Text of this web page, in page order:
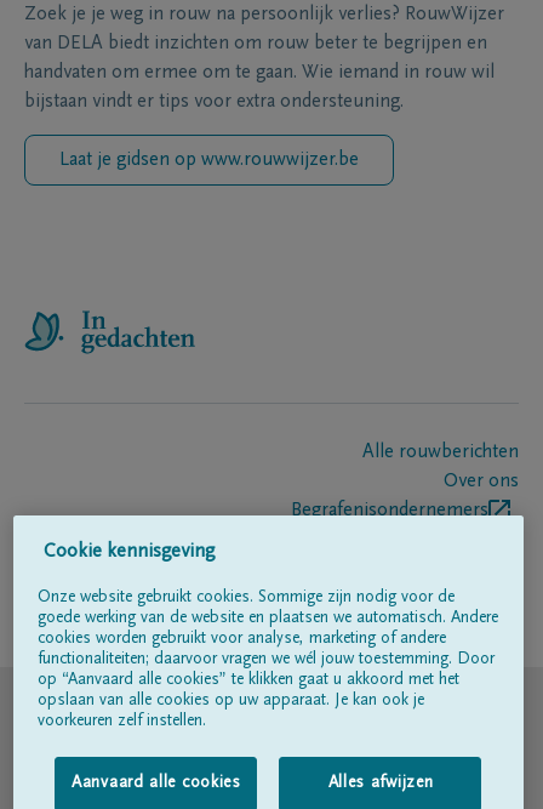
Zoek je je weg in rouw na persoonlijk verlies? RouwWijzer
van DELA biedt inzichten om rouw beter te begrijpen en
handvaten om ermee om te gaan. Wie iemand in rouw wil
bijstaan vindt er tips voor extra ondersteuning.
Laat je gidsen op www.rouwwijzer.be
Alle rouwberichten
Over ons
Begrafenisondernemers
Volg ons op
© DELA
Gebruiksvoorwaarden
Cookie kennisgeving
Onze website gebruikt cookies. Sommige zijn nodig voor de
goede werking van de website en plaatsen we automatisch. Andere
cookies worden gebruikt voor analyse, marketing of andere
functionaliteiten; daarvoor vragen we wél jouw toestemming. Door
op “Aanvaard alle cookies” te klikken gaat u akkoord met het
opslaan van alle cookies op uw apparaat. Je kan ook je
voorkeuren zelf instellen.
Aanvaard alle cookies Alles afwijzen